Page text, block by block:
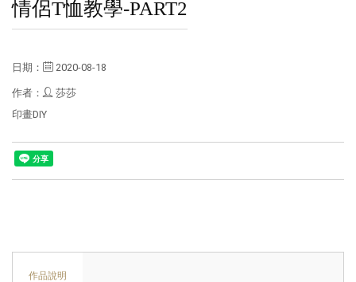
情侶T恤教學-PART2
日期： 2020-08-18
作者：
莎莎
印畫DIY
作品說明